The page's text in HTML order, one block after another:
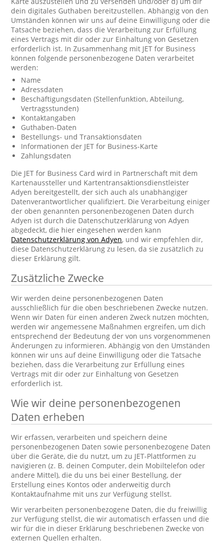
dein digitales Guthaben bereitzustellen. Abhängig von den
Umständen können wir uns auf deine Einwilligung oder die
Tatsache beziehen, dass die Verarbeitung zur Erfüllung
eines Vertrags mit dir oder zur Einhaltung von Gesetzen
erforderlich ist. In Zusammenhang mit JET for Business
können folgende personenbezogene Daten verarbeitet
werden:
Name
Adressdaten
Beschäftigungsdaten (Stellenfunktion, Abteilung,
Vertragsstunden)
Kontaktangaben
Guthaben-Daten
Bestellungs- und Transaktionsdaten
Informationen der JET for Business-Karte
Zahlungsdaten
Die JET for Business Card wird in Partnerschaft mit dem
Kartenaussteller und Kartentransaktionsdienstleister
Adyen bereitgestellt, der sich auch als unabhängiger
Datenverantwortlicher qualifiziert. Die Verarbeitung einiger
der oben genannten personenbezogenen Daten durch
Adyen ist durch die Datenschutzerklärung von Adyen
abgedeckt, die hier eingesehen werden kann
Datenschutzerklärung von Adyen, und wir empfehlen dir,
diese Datenschutzerklärung zu lesen, da sie zusätzlich zu
dieser Erklärung gilt.
Zusätzliche Zwecke
Wir werden deine personenbezogenen Daten
ausschließlich für die oben beschriebenen Zwecke nutzen.
Wenn wir Daten für einen anderen Zweck nutzen möchten,
werden wir angemessene Maßnahmen ergreifen, um dich
entsprechend der Bedeutung der von uns vorgenommenen
Änderungen zu informieren. Abhängig von den Umständen
können wir uns auf deine Einwilligung oder die Tatsache
beziehen, dass die Verarbeitung zur Erfüllung eines
Vertrags mit dir oder zur Einhaltung von Gesetzen
erforderlich ist.
Wie wir deine personenbezogenen
Daten erheben
Wir erfassen, verarbeiten und speichern deine
personenbezogenen Daten sowie personenbezogene Daten
über die Geräte, die du nutzt, um zu JET-Plattformen zu
navigieren (z. B. deinen Computer, dein Mobiltelefon oder
andere Mittel), die du uns bei einer Bestellung, der
Erstellung eines Kontos oder anderweitig durch
Kontaktaufnahme mit uns zur Verfügung stellst.
Wir verarbeiten personenbezogene Daten, die du freiwillig
zur Verfügung stellst, die wir automatisch erfassen und die
wir für die in dieser Erklärung beschriebenen Zwecke von
externen Quellen erhalten.